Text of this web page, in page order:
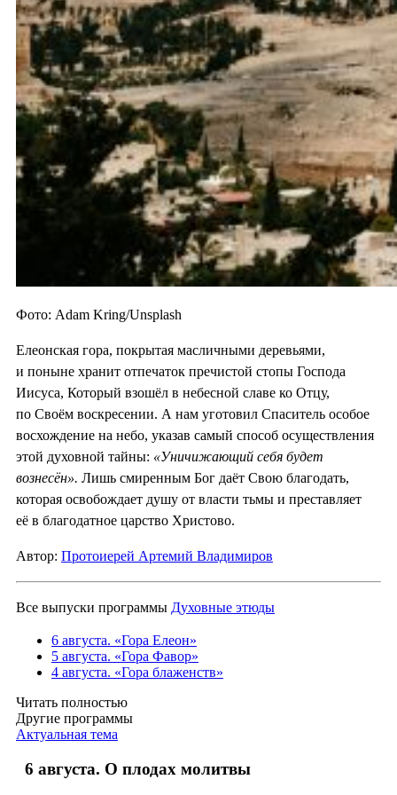
Фото: Adam Kring/Unsplash
Елеонская гора, покрытая масличными деревьями,
и поныне хранит отпечаток пречистой стопы Господа
Иисуса, Который взошёл в небесной славе ко Отцу,
по Своём воскресении. А нам уготовил Спаситель особое
восхождение на небо, указав самый способ осуществления
этой духовной тайны: «Уничижающий себя будет
вознесён». Лишь смиренным Бог даёт Свою благодать,
которая освобождает душу от власти тьмы и преставляет
её в благодатное царство Христово.
Автор: Протоиерей Артемий Владимиров
Все выпуски программы Духовные этюды
6 августа. «Гора Елеон»
5 августа. «Гора Фавор»
4 августа. «Гора блаженств»
Читать полностью
Другие программы
Актуальная тема
6 августа. О плодах молитвы